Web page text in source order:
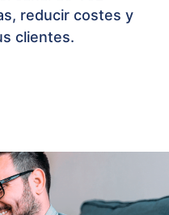
reducir costes y
clientes.